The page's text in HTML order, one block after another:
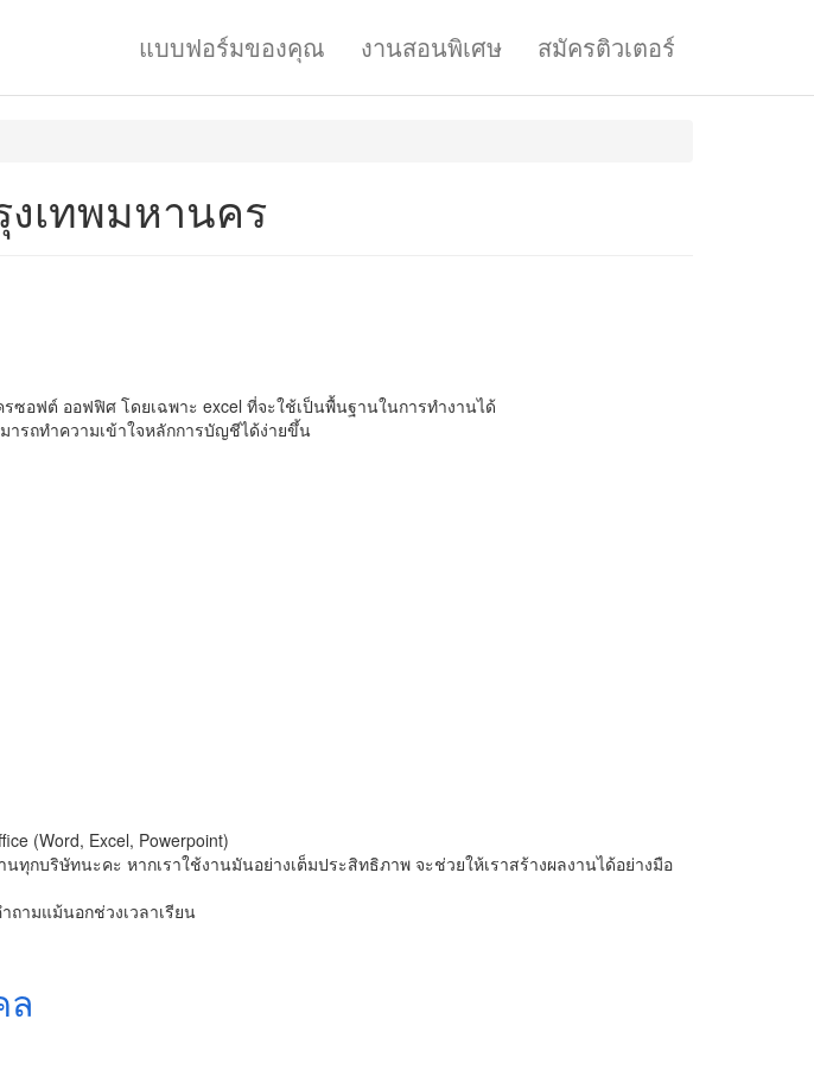
แบบฟอร์มของคุณ งานสอนพิเศษ สมัครติวเตอร์
เทพมหานคร
ซอฟต์ ออฟฟิศ โดยเฉพาะ excel ที่จะใช้เป็นพื้นฐานในการทำงานได้
รถทำความเข้าใจหลักการบัญชีได้ง่ายขึ้น
(Word, Excel, Powerpoint)​
ทุกบริษัทนะคะ​ หากเราใช้งานมันอย่างเต็มประสิทธิภาพ​ จะช่วยให้เราสร้างผลงานได้อย่างมือ
ามแม้นอกช่วงเวลาเรียน
ล